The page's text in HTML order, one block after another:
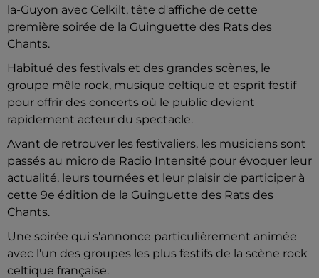
la-Guyon avec Celkilt, tête d'affiche de cette
première soirée de la Guinguette des Rats des
Chants.
Habitué des festivals et des grandes scènes, le
groupe mêle rock, musique celtique et esprit festif
pour offrir des concerts où le public devient
rapidement acteur du spectacle.
Avant de retrouver les festivaliers, les musiciens sont
passés au micro de Radio Intensité pour évoquer leur
actualité, leurs tournées et leur plaisir de participer à
cette 9e édition de la Guinguette des Rats des
Chants.
Une soirée qui s'annonce particulièrement animée
avec l'un des groupes les plus festifs de la scène rock
celtique française.